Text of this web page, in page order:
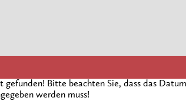
gefunden! Bitte beachten Sie, dass das
werden muss!